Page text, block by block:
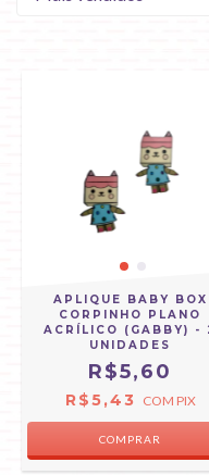
APLIQUE BABY BOX
CORPINHO PLANO
ACRÍLICO (GABBY) -
UNIDADES
R$5,60
R$5,43 COM PIX